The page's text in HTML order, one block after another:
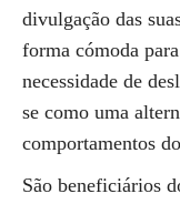
divulgação das
forma cómoda
necessidade de
se como uma
comportamentos
São beneficiários